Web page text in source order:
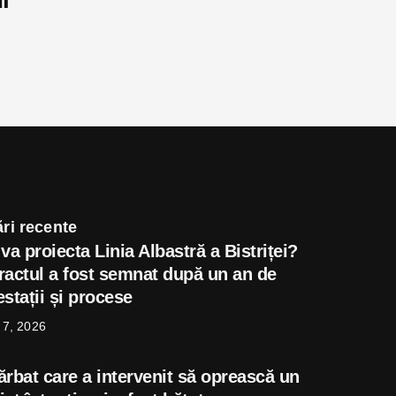
recente
proiecta Linia Albastră a Bistriței?
a fost semnat după un an de
și procese
2026
care a intervenit să oprească un